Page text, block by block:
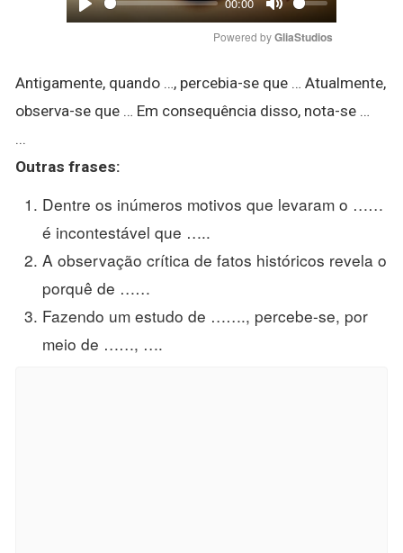
Play Mute
Powered by GliaStudios
Antigamente, quando …, percebia-se que … Atualmente,
observa-se que … Em consequência disso, nota-se …
...
Outras frases:
Dentre os inúmeros motivos que levaram o ……
é incontestável que …..
A observação crítica de fatos históricos revela o
porquê de ……
Fazendo um estudo de ……., percebe-se, por
meio de ……, ….